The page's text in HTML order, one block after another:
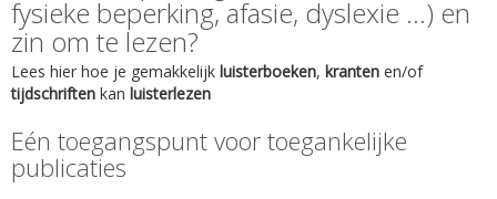
fysieke beperking, afasie, dyslexie ...) en
zin om te lezen?
Lees hier hoe je gemakkelijk luisterboeken, kranten en/of
tijdschriften kan luisterlezen
Eén toegangspunt voor toegankelijke
publicaties